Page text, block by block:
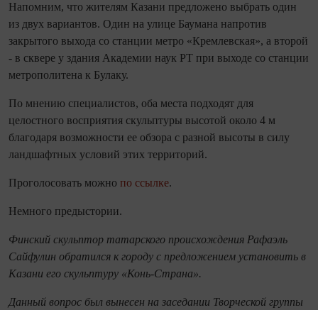
Напомним, что жителям Казани предложено выбрать один
из двух вариантов. Один на улице Баумана напротив
закрытого выхода со станции метро «Кремлевская», а второй
- в сквере у здания Академии наук РТ при выходе со станции
метрополитена к Булаку.
По мнению специалистов, оба места подходят для
целостного восприятия скульптуры высотой около 4 м
благодаря возможности ее обзора с разной высоты в силу
ландшафтных условий этих территорий.
Проголосовать можно по ссылке.
Немного предыстории.
Финский скульптор татарского происхождения Рафаэль
Сайфулин обратился к городу с предложением установить в
Казани его скульптуру «Конь-Страна».
Данный вопрос был вынесен на заседании Творческой группы